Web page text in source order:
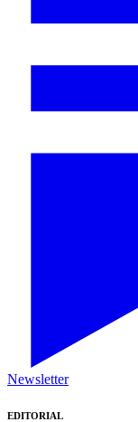
Newsletter
EDITORIAL